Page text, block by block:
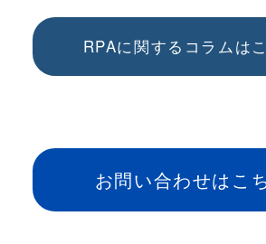
RPAに関するコラムは
お問い合わせはこ